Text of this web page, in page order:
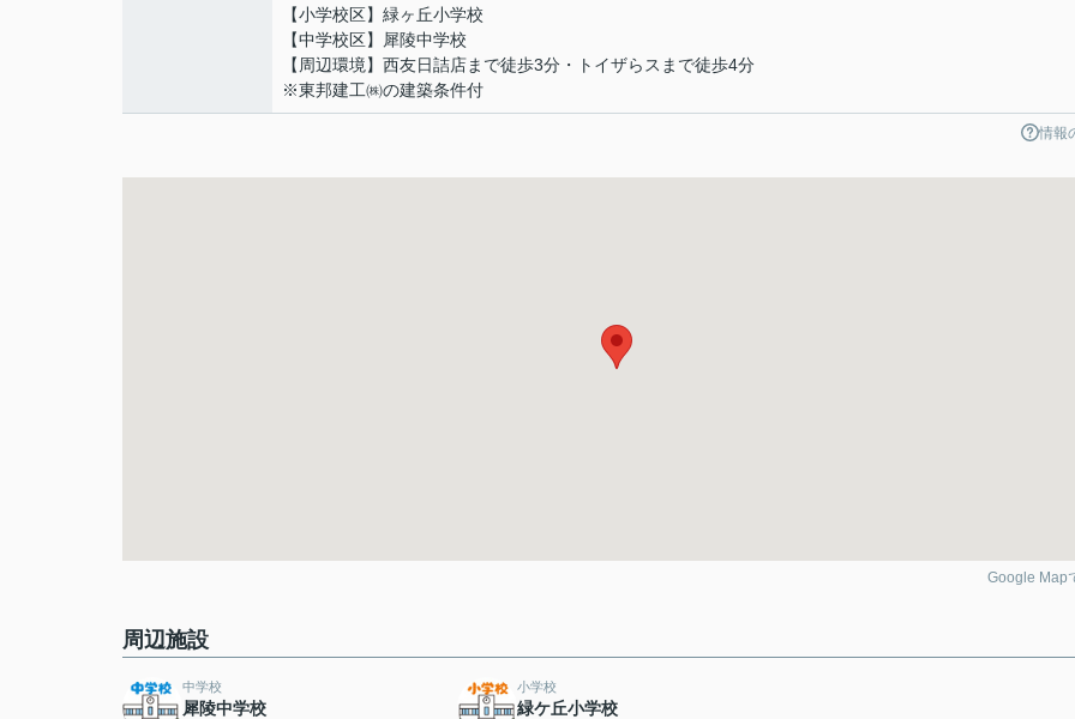
【小学校区】緑ヶ丘小学校
【中学校区】犀陵中学校
【周辺環境】西友日詰店まで徒歩3分・トイザらスまで徒歩4分
※東邦建工㈱の建築条件付
情報
Google Map
周辺施設
中学校
犀陵中学校
小学校
緑ケ丘小学校